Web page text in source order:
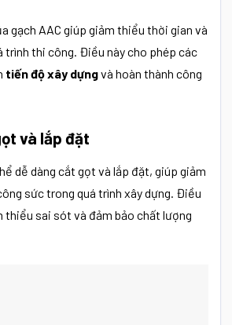
gạch AAC giúp giảm thiểu thời gian và
trình thi công. Điều này cho phép các
tiến độ xây dựngvà hoàn thành công
và lắp đặt
dễ dàng cắt gọt và lắp đặt, giúp giảm
sức trong quá trình xây dựng. Điều
thiểu sai sót và đảm bảo chất lượng